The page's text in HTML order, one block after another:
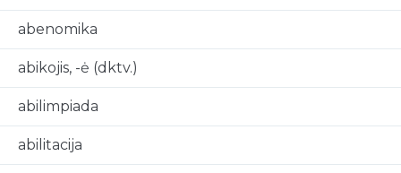
abenomika
abikojis, -ė (dktv.)
abilimpiada
abilitacija